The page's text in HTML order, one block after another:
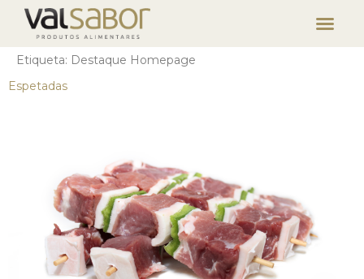
Etiqueta: Destaque Homepage
Espetadas